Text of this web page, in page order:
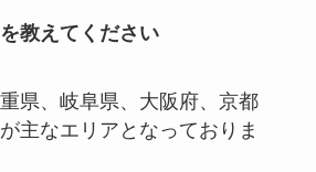
教えてください
県、岐阜県、大阪府、京都
主なエリアとなっておりま